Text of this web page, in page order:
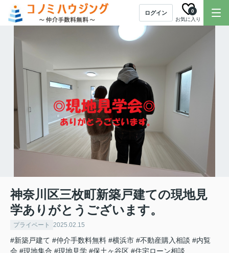
ログイン
お気に入り
0
神奈川区三枚町新築戸建ての現地見
学ありがとうございます。
プライベート 2025.02.15
#新築戸建て #仲介手数料無料 #横浜市 #不動産購入相談 #内覧
会 #現地集合 #現地見学 #保土ヶ谷区 #住宅ローン相談